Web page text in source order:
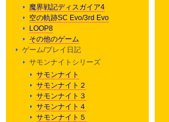
魔界戦記ディスガイア4
空の軌跡SC Evo/3rd Evo
LOOP8
その他のゲーム
ゲーム/プレイ日記
サモンナイトシリーズ
サモンナイト
サモンナイト２
サモンナイト３
サモンナイト４
サモンナイト５